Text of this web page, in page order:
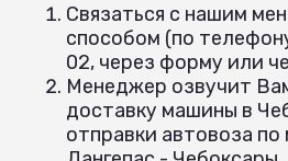
Связаться с нашим
способом (по
02, через форму или
Менеджер озвучит
доставку машины в
отправки автовоза